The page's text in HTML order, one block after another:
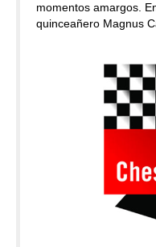
momentos amargos.
quinceañero Magnus